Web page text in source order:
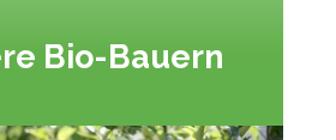
Bio-Bauern